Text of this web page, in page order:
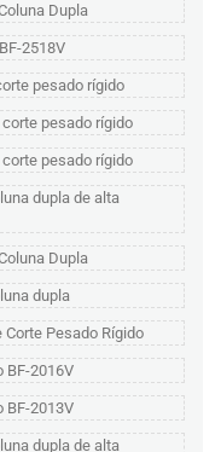
Dupla
2518V
pesado rígido
pesado rígido
pesado rígido
dupla de alta
Dupla
dupla
Corte Pesado Rígido
BF-2016V
BF-2013V
dupla de alta